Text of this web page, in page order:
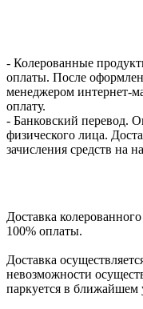
- Колерованные
оплаты. После
менеджером интернет-
оплату.
- Банковский перевод.
физического лица.
зачисления средств на
Доставка
100% оплаты.
Доставка
невозможности
паркуется в ближайшем